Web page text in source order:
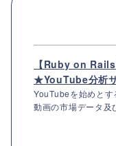
【Ruby on
★YouTube分析
YouTubeを始めと
動画の市場データ及